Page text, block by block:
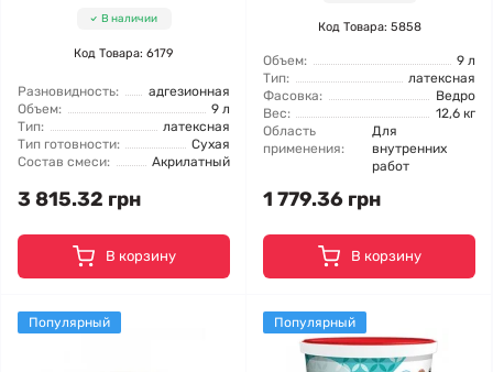
В наличии
Код Товара: 6179
Разновидность:
адгезионная
Объем:
9 л
Тип:
латексная
Тип готовности:
Сухая
Состав смеси:
Акрилатный
3 815.32 грн
В корзину
Код Товара: 5858
Объем:
9 л
Тип:
латексная
Фасовка:
Ведро
Вес:
12,6 кг
Область
применения:
Для
внутренних
работ
1 779.36 грн
В корзину
Популярный Популярный